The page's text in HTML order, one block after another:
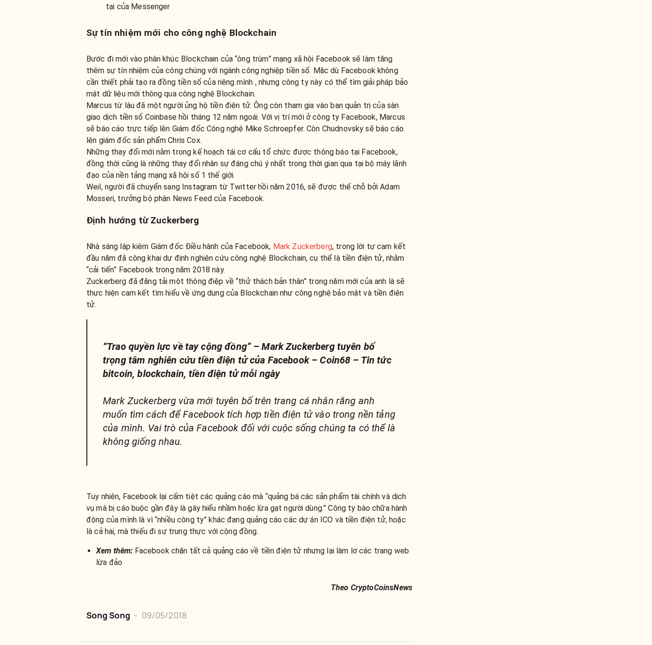
tại của Messenger
Sự tín nhiệm mới cho công nghệ Blockchain
Bước đi mới vào phân khúc Blockchain của “ông trùm” mạng xã hội Facebook sẽ làm tăng
thêm sự tín nhiệm của công chúng với ngành công nghiệp tiền số. Mặc dù Facebook không
cần thiết phải tạo ra đồng tiền số của riêng mình , nhưng công ty này có thể tìm giải pháp bảo
mật dữ liệu mới thông qua công nghệ Blockchain.
Marcus từ lâu đã một người ủng hộ tiền điện tử. Ông còn tham gia vào ban quản trị của sàn
giao dịch tiền số Coinbase hồi tháng 12 năm ngoái. Với vị trí mới ở công ty Facebook, Marcus
sẽ báo cáo trực tiếp lên Giám đốc Công nghệ Mike Schroepfer. Còn Chudnovsky sẽ báo cáo
lên giám đốc sản phẩm Chris Cox.
Những thay đổi mới nằm trong kế hoạch tái cơ cấu tổ chức được thông báo tại Facebook,
đồng thời cũng là những thay đổi nhân sự đáng chú ý nhất trong thời gian qua tại bộ máy lãnh
đạo của nền tảng mạng xã hội số 1 thế giới.
Weil, người đã chuyển sang Instagram từ Twitter hồi năm 2016, sẽ được thế chỗ bởi Adam
Mosseri, trưởng bộ phận News Feed của Facebook.
Định hướng từ Zuckerberg
Nhà sáng lập kiêm Giám đốc Điều hành của Facebook, Mark Zuckerberg, trong lời tự cam kết
đầu năm đã công khai dự định nghiên cứu công nghệ Blockchain, cụ thể là tiền điện tử, nhằm
“cải tiến” Facebook trong năm 2018 này.
Zuckerberg đã đăng tải một thông điệp về “thử thách bản thân” trong năm mới của anh là sẽ
thực hiện cam kết tìm hiểu về ứng dụng của Blockchain như công nghệ bảo mật và tiền điện
tử.
“Trao quyền lực về tay cộng đồng” – Mark Zuckerberg tuyên bố
trọng tâm nghiên cứu tiền điện tử của Facebook – Coin68 – Tin tức
bitcoin, blockchain, tiền điện tử mỗi ngày
Mark Zuckerberg vừa mới tuyên bố trên trang cá nhân rằng anh
muốn tìm cách để Facebook tích hợp tiền điện tử vào trong nền tảng
của mình. Vai trò của Facebook đối với cuộc sống chúng ta có thể là
không giống nhau.
Tuy nhiên, Facebook lại cấm tiệt các quảng cáo mà “quảng bá các sản phẩm tài chính và dịch
vụ mà bị cáo buộc gần đây là gây hiểu nhầm hoặc lừa gạt người dùng.” Công ty bào chữa hành
động của mình là vì “nhiều công ty” khác đang quảng cáo các dự án ICO và tiền điện tử, hoặc
là cả hai, mà thiếu đi sự trung thực với cộng đồng.
Xem thêm: Facebook chặn tất cả quảng cáo về tiền điện tử nhưng lại làm lơ các trang web
lừa đảo
Theo CryptoCoinsNews
Song Song - 09/05/2018